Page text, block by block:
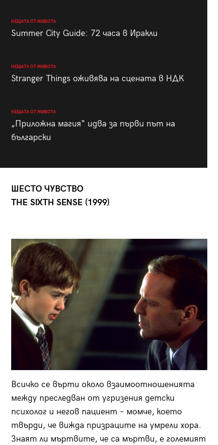
НЕЩАТА ОТ ЖИВОТА
Summer City Guide: 72 часа в Иракли
НЕЩАТА ОТ ЖИВОТА
Stranger Things оживява на сцената в НДК
НЕЩАТА ОТ ЖИВОТА
„Приложна магия“ идва за първи път на
български
ШЕСТО ЧУВСТВО
THE SIXTH SENSE (1999)
Всичко се върти около взаимоотношенията
между преследван от угризения детски
психолог и негов пациент – момче, което
твърди, че вижда призраците на умрели хора.
Знаят ли мъртвите, че са мъртви, е големият